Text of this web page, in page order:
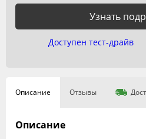
Узнать
Доступен тест-драйв
Описание Отзывы
Описание